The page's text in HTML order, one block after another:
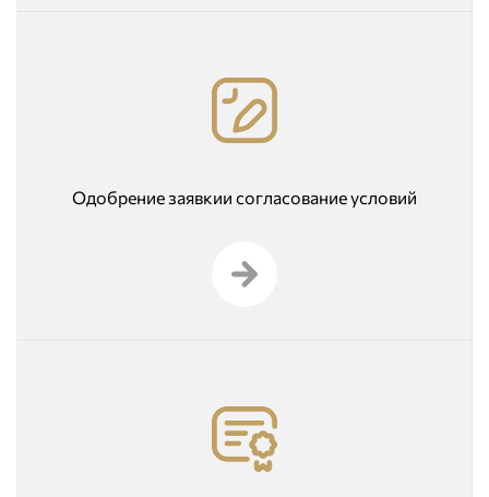
Одобрение заявкии согласование условий